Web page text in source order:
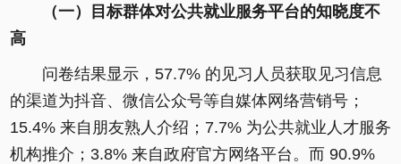
（一）目标群体对公共就业服务平台的知晓度不
高
问卷结果显示，57.7% 的见习人员获取见习信息
的渠道为抖音、微信公众号等自媒体网络营销号；
15.4% 来自朋友熟人介绍；7.7% 为公共就业人才服务
机构推介；3.8% 来自政府官方网络平台。而 90.9%